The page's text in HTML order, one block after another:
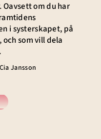
om du har
i systerskapet, på
som vill dela
Jansson